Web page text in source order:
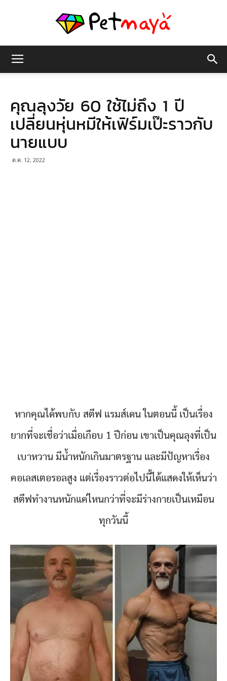
มายา
คุณลุงวัย 60 ใช้ไม่ถึง 1 ปี
เปลี่ยนหุ่นหมีให้เฟิร์มเป๊ะราวกับ
นายแบบ
ต.ค. 12, 2022
หากคุณได้พบกับ สตีฟ แรมส์เดน ในตอนนี้ เป็นเรื่อง
ยากที่จะเชื่อว่าเมื่อเกือบ 1 ปีก่อน เขาเป็นคุณลุงที่เป็น
เบาหวาน มีน้ำหนักเกินมาตรฐาน และมีปัญหาเรื่อง
คอเลสเตอรอลสูง แต่เรื่องราวต่อไปนี้ได้แสดงให้เห็นว่า
สตีฟทำงานหนักแค่ไหนกว่าที่จะมีร่างกายเป็นเหมือน
ทุกวันนี้